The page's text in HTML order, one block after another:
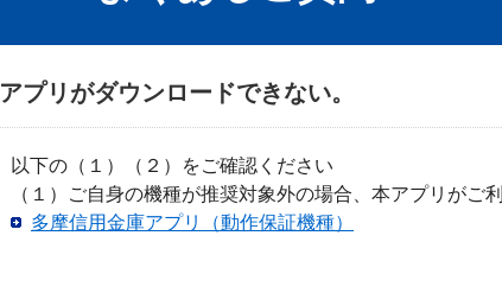
アプリがダウンロードできない。
以下の（１）（２）をご確認ください
（１）ご自身の機種が推奨対象外の場合、本アプリがご
多摩信用金庫アプリ（動作保証機種）